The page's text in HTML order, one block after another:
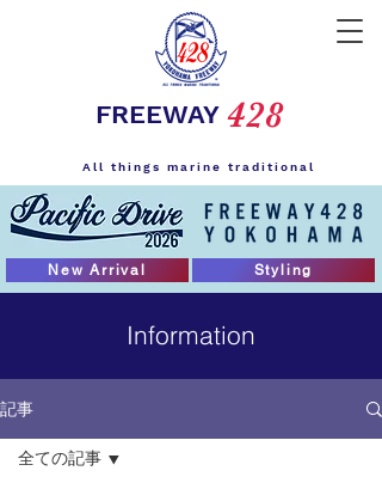
FREEWAY
All things marine traditional
428
New Arrival Styling
Information
記事
全ての記事